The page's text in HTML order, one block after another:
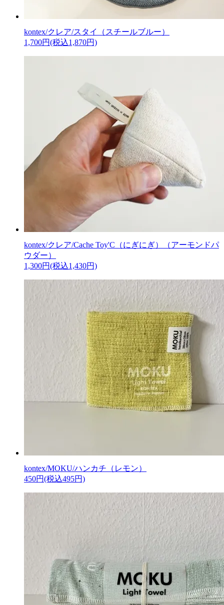
kontex/クレア/スタイ（スチールブルー）
1,700円(税込1,870円)
kontex/クレア/Cache Toy'C（にぎにぎ）（アーモンドパ
ウダー）
1,300円(税込1,430円)
kontex/MOKU/ハンカチ（レモン）
450円(税込495円)